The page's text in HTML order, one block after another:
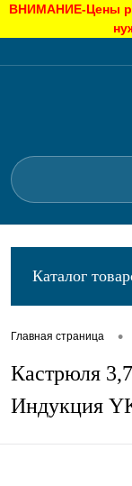
ВНИМАНИЕ-Цены
Каталог
Главная страница •
Кастрюля
Индукция